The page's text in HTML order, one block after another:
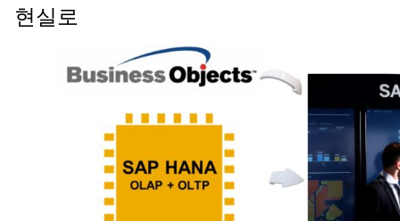
현실로